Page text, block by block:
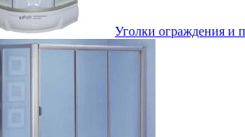
Уголки ограждения и